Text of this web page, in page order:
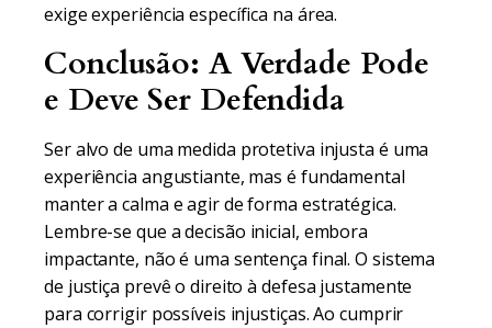
exige experiência específica na área.
Conclusão: A Verdade Pode
e Deve Ser Defendida
Ser alvo de uma medida protetiva injusta é uma
experiência angustiante, mas é fundamental
manter a calma e agir de forma estratégica.
Lembre-se que a decisão inicial, embora
impactante, não é uma sentença final. O sistema
de justiça prevê o direito à defesa justamente
para corrigir possíveis injustiças. Ao cumprir